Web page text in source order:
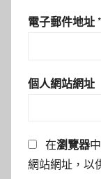
電子郵件地址 *
個人網站網址
在瀏覽器
網站網址，以